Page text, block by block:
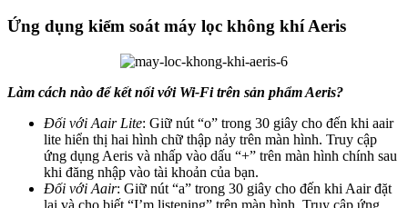
Ứng dụng kiểm soát máy lọc không khí Aeris
Làm cách nào để kết nối với Wi-Fi trên sản phẩm Aeris?
Đối với Aair Lite: Giữ nút “o” trong 30 giây cho đến khi aair
lite hiển thị hai hình chữ thập nảy trên màn hình. Truy cập
ứng dụng Aeris và nhấp vào dấu “+” trên màn hình chính sau
khi đăng nhập vào tài khoản của bạn.
Đối với Aair: Giữ nút “a” trong 30 giây cho đến khi Aair đặt
lại và cho biết “I’m listening” trên màn hình. Truy cập ứng